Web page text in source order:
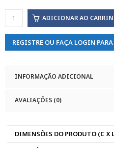
ADICIONAR AO
REGISTRE OU FAÇA LOGIN PARA
INFORMAÇÃO ADICIONAL
AVALIAÇÕES (0)
DIMENSÕES DO PRODUTO (C X